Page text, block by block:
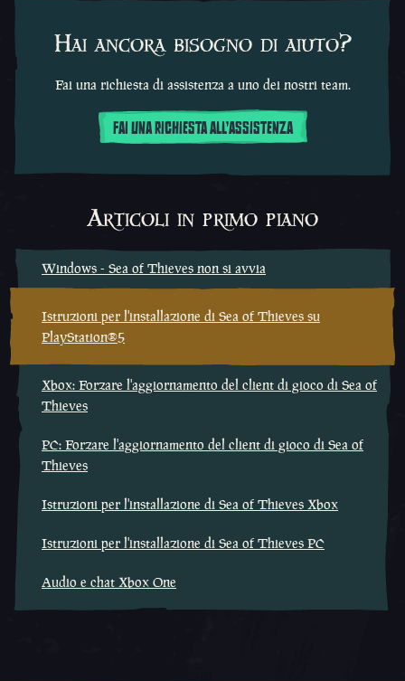
Hai ancora bisogno di aiuto?
Fai una richiesta di assistenza a uno dei nostri team.
FAI UNA RICHIESTA ALL'ASSISTENZA
Articoli in primo piano
Windows - Sea of Thieves non si avvia
Istruzioni per l'installazione di Sea of Thieves su
PlayStation®5
Xbox: Forzare l'aggiornamento del client di gioco di Sea of
Thieves
PC: Forzare l'aggiornamento del client di gioco di Sea of
Thieves
Istruzioni per l'installazione di Sea of Thieves Xbox
Istruzioni per l'installazione di Sea of Thieves PC
Audio e chat Xbox One